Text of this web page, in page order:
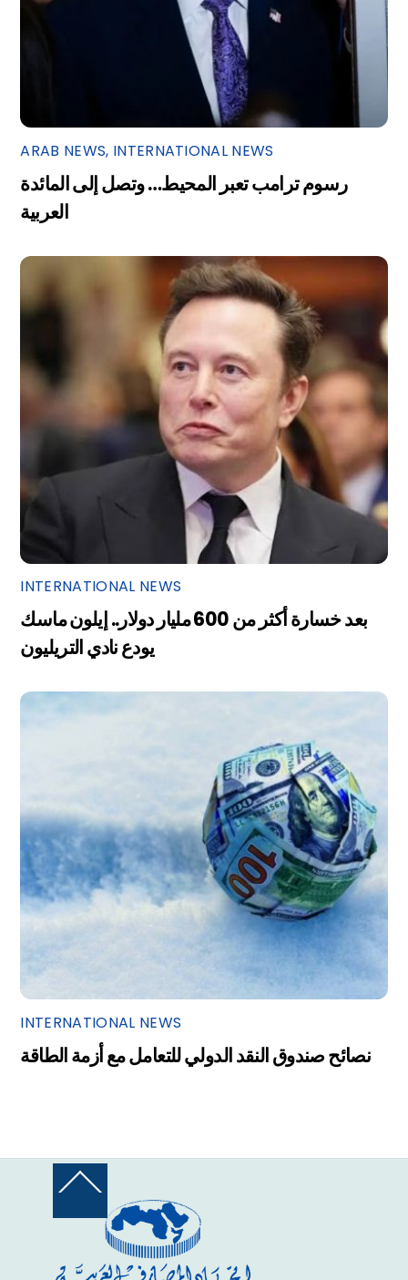
ARAB NEWS, INTERNATIONAL NEWS
رسوم ترامب تعبر المحيط… وتصل إلى المائدة
العربية
INTERNATIONAL NEWS
بعد خسارة أكثر من 600 مليار دولار.. إيلون ماسك
يودع نادي التريليون
INTERNATIONAL NEWS
نصائح صندوق النقد الدولي للتعامل مع أزمة الطاقة
Back
Top